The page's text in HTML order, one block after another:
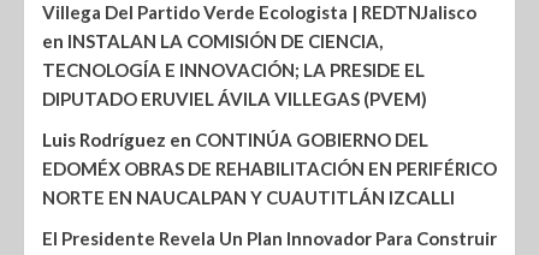
Villega Del Partido Verde Ecologista | REDTNJalisco
en INSTALAN LA COMISIÓN DE CIENCIA,
TECNOLOGÍA E INNOVACIÓN; LA PRESIDE EL
DIPUTADO ERUVIEL ÁVILA VILLEGAS (PVEM)
Luis Rodríguez en CONTINÚA GOBIERNO DEL
EDOMÉX OBRAS DE REHABILITACIÓN EN PERIFÉRICO
NORTE EN NAUCALPAN Y CUAUTITLÁN IZCALLI
El Presidente Revela Un Plan Innovador Para Construir